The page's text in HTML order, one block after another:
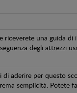
riceverete una guida di
degli attrezzi
di aderire per questo
semplicità. Potete